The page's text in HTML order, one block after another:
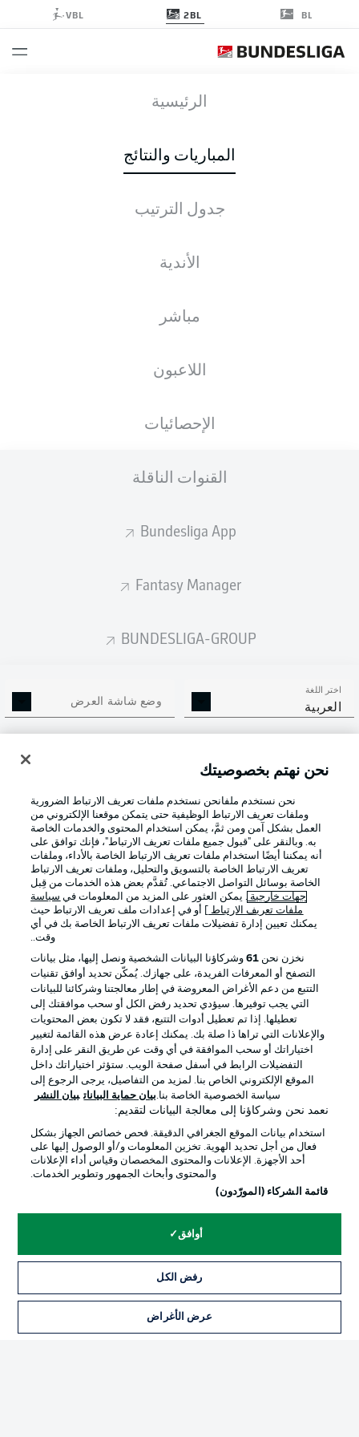
BL
2BL
VBL
الرئيسية
المباريات والنتائج
جدول الترتيب
الأندية
مباشر
اللاعبون
الإحصائيات
القنوات الناقلة
Bundesliga App
Fantasy Manager
BUNDESLIGA-GROUP
اختر اللغة
العربية وضع شاشة العرض
تسجيل الدخول
الأخبار التشكيلات الإحصائيات
انطلاق المباراة.
Football as it's meant to be
تطبيق الدوري الألماني
Official Partners
إدارة التفضيلات بيان الخصوصية
الوظائف
نحن نهتم بخصوصيتك
نحن نستخدم ملفانحن نستخدم ملفات تعريف الارتباط الضرورية
وملفات تعريف الارتباط الوظيفية حتى يتمكن موقعنا الإلكتروني من
العمل بشكل آمن ومن ثمَّ، يمكن استخدام المحتوى والخدمات الخاصة
به. وبالنقر على "قبول جميع ملفات تعريف الارتباط"، فإنك توافق على
أنه يمكننا أيضًا استخدام ملفات تعريف الارتباط الخاصة بالأداء، وملفات
تعريف الارتباط الخاصة بالتسويق والتحليل، وملفات تعريف الارتباط
الخاصة بوسائل التواصل الاجتماعي. تُقدَّم بعض هذه الخدمات من قِبل
جهات خارجية . يمكن العثور على المزيد من المعلومات في سياسة
ملفات تعريف الارتباط
] أو في إعدادات ملف تعريف الارتباط حيث
يمكنك تعيين إدارة تفضيلات ملفات تعريف الارتباط الخاصة بك في أي
وقت..
نخزن نحن 61وشركاؤنا البيانات الشخصية ونصل إليها، مثل بيانات
التصفح أو المعرفات الفريدة، على جهازك. يُمكّن تحديد أوافق تقنيات
التتبع من دعم الأغراض المعروضة في إطار معالجتنا وشركائنا للبيانات
التي يجب توفيرها. سيؤدي تحديد رفض الكل أو سحب موافقتك إلى
تعطيلها. إذا تم تعطيل أدوات التتبع، فقد لا تكون بعض المحتويات
والإعلانات التي تراها ذا صلة بك. يمكنك إعادة عرض هذه القائمة لتغيير
اختياراتك أو سحب الموافقة في أي وقت عن طريق النقر على إدارة
التفضيلات الرابط في أسفل صفحة الويب. ستؤثر اختياراتك داخل
الموقع الإلكتروني الخاص بنا. لمزيد من التفاصيل، يرجى الرجوع إلى
سياسة الخصوصية الخاصة بنا.بيان حماية البيانات بيان النشر
نعمد نحن وشركاؤنا إلى معالجة البيانات لتقديم:
استخدام بيانات الموقع الجغرافي الدقيقة. فحص خصائص الجهاز بشكل
فعال من أجل تحديد الهوية. تخزين المعلومات و/أو الوصول إليها على
أحد الأجهزة. الإعلانات والمحتوى المخصصان وقياس أداء الإعلانات
والمحتوى وأبحاث الجمهور وتطوير الخدمات.
قائمة الشركاء (المورّدون)
أوافق
رفض الكل
عرض الأغراض